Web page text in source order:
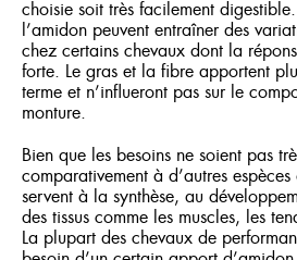
choisie soit très facilement
l’amidon peuvent entraîner des
chez certains chevaux dont la
forte. Le gras et la fibre apportent
terme et n’influeront pas sur le
monture.
Bien que les besoins ne soient pas
comparativement à d’autres
servent à la synthèse, au
des tissus comme les muscles, les
La plupart des chevaux de